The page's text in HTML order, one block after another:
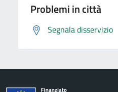
Problemi in città
Segnala disservizio